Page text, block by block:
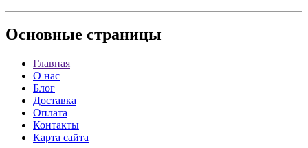
Основные страницы
Главная
О нас
Блог
Доставка
Оплата
Контакты
Карта сайта